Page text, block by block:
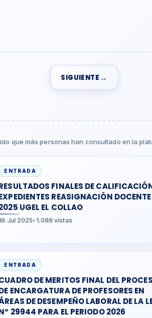
SIGUIENTE →
que más personas han consultado en la
ENTRADA
FINALES DE
REASIGNACIÓN DOCENTE
UGEL EL COLLAO
Jul 2025• 1.086 vistas
ENTRADA
DE MERITOS FINAL DEL
ENCARGATURA DE PROFESORES EN
DE DESEMPEÑO LABORAL DE LA
29944 PARA EL PERIODO 2026